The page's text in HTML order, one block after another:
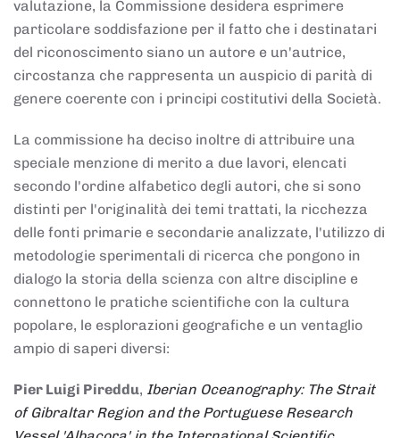
valutazione, la Commissione desidera esprimere
particolare soddisfazione per il fatto che i destinatari
del riconoscimento siano un autore e un'autrice,
circostanza che rappresenta un auspicio di parità di
genere coerente con i principi costitutivi della Società.
La commissione ha deciso inoltre di attribuire una
speciale menzione di merito a due lavori, elencati
secondo l'ordine alfabetico degli autori, che si sono
distinti per l'originalità dei temi trattati, la ricchezza
delle fonti primarie e secondarie analizzate, l'utilizzo di
metodologie sperimentali di ricerca che pongono in
dialogo la storia della scienza con altre discipline e
connettono le pratiche scientifiche con la cultura
popolare, le esplorazioni geografiche e un ventaglio
ampio di saperi diversi:
Pier Luigi Pireddu, Iberian Oceanography: The Strait
of Gibraltar Region and the Portuguese Research